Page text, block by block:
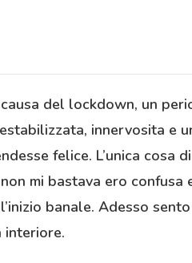
del lockdown, un
innervosita e
felice. L’unica
mi bastava ero
banale. Adesso
interiore.